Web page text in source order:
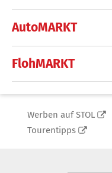
AutoMARKT
FlohMARKT
Werben auf STOL
Tourentipps